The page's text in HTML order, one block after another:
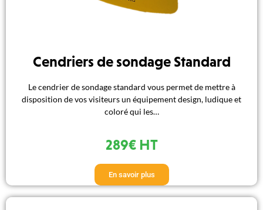
Cendriers de sondage Standard
Le cendrier de sondage standard vous permet de mettre à
disposition de vos visiteurs un équipement design, ludique et
coloré qui les…
289€ HT
En savoir plus